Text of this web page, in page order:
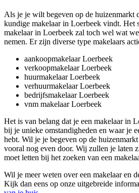
Als je je wilt begeven op de huizenmarkt
kundige makelaar in Loerbeek vindt. Het
makelaar in Loerbeek zal toch wel wat
nemen. Er zijn diverse type makelaars
aankoopmakelaar Loerbeek
verkoopmakelaar Loerbeek
huurmakelaar Loerbeek
verhuurmakelaar Loerbeek
bedrijfsmakelaar Loerbeek
vnm makelaar Loerbeek
Het is van belang dat je een makelaar in
bij je unieke omstandigheden en waar je
hebt. Wil je je begeven op de
vooral nog even door. Wij zullen je laten
moet letten bij het zoeken van een
Wil je meer weten over een makelaar en
Kijk dan eens op onze uitgebreide